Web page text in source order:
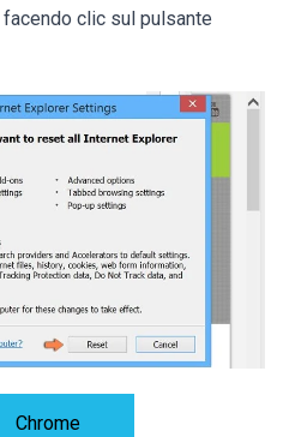
clic sul pulsante
Chrome